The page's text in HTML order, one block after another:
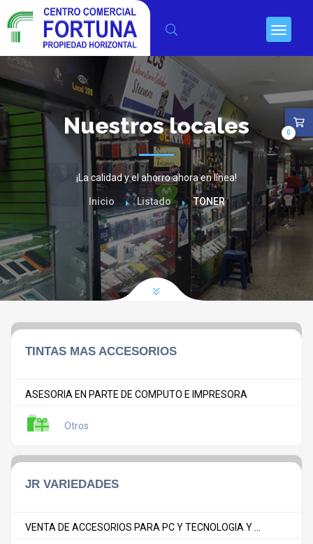
Nuestros locales
¡La calidad y el ahorro ahora en línea!
Inicio Listado TONER
TINTAS MAS ACCESORIOS
ASESORIA EN PARTE DE COMPUTO E IMPRESORA
Otros
JR VARIEDADES
VENTA DE ACCESORIOS PARA PC Y TECNOLOGIA Y ...
0